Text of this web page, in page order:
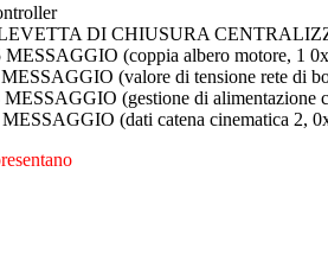
LEVETTA DI CHIUSURA
MESSAGGIO (coppia albero motore,
(valore di tensione rete
MESSAGGIO (gestione di
MESSAGGIO (dati catena cinematica